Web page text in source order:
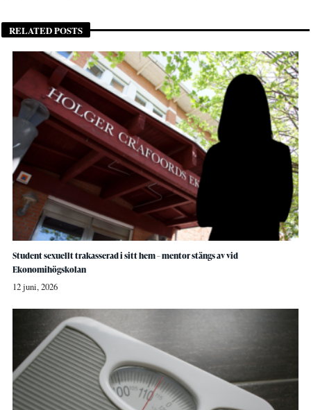
RELATED POSTS
Student sexuellt trakasserad i sitt hem – mentor stängs av vid
Ekonomihögskolan
12 juni, 2026